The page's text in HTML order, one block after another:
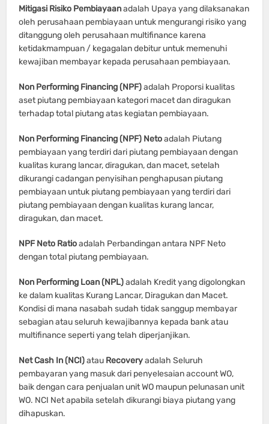
Mitigasi Risiko Pembiayaanadalah Upaya yang dilaksanakan
oleh perusahaan pembiayaan untuk mengurangi risiko yang
ditanggung oleh perusahaan multifinance karena
ketidakmampuan / kegagalan debitur untuk memenuhi
kewajiban membayar kepada perusahaan pembiayaan.
Non Performing Financing (NPF)adalah Proporsi kualitas
aset piutang pembiayaan kategori macet dan diragukan
terhadap total piutang atas kegiatan pembiayaan.
Non Performing Financing (NPF) Netoadalah Piutang
pembiayaan yang terdiri dari piutang pembiayaan dengan
kualitas kurang lancar, diragukan, dan macet, setelah
dikurangi cadangan penyisihan penghapusan piutang
pembiayaan untuk piutang pembiayaan yang terdiri dari
piutang pembiayaan dengan kualitas kurang lancar,
diragukan, dan macet.
NPF Neto Ratioadalah Perbandingan antara NPF Neto
dengan total piutang pembiayaan.
Non Performing Loan (NPL)adalah Kredit yang digolongkan
ke dalam kualitas Kurang Lancar, Diragukan dan Macet.
Kondisi di mana nasabah sudah tidak sanggup membayar
sebagian atau seluruh kewajibannya kepada bank atau
multifinance seperti yang telah diperjanjikan.
Net Cash In (NCI)atau Recoveryadalah Seluruh
pembayaran yang masuk dari penyelesaian account WO,
baik dengan cara penjualan unit WO maupun pelunasan unit
WO. NCI Net apabila setelah dikurangi biaya piutang yang
dihapuskan.